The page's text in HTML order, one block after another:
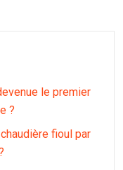
le premier
?
fioul par